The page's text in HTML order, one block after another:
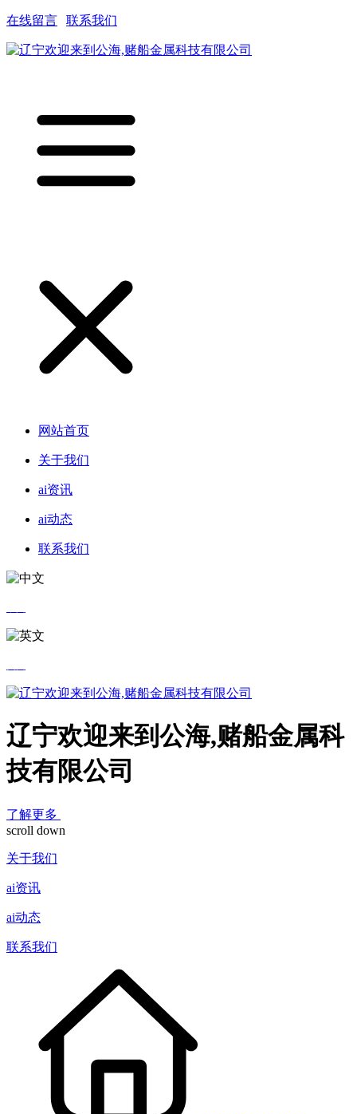
在线留言 联系我们
网站首页
关于我们
ai资讯
ai动态
联系我们
辽宁欢迎来到公海,赌船金属科
技有限公司
了解更多
scroll down
关于我们
ai资讯
ai动态
联系我们